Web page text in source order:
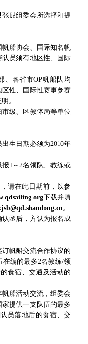
贴组委会所选择和提
帆船协会、国际知名帆
员须有地区性、国际
、各省市OP帆船队均
性、国际性赛事参赛
。
级、区教体局等单位
生日期必须为2010年
1～2名领队、教练或
请在此日期前，以参
下载并填
。
函后，方认为报名成
帆船交流合作协议的
在编的最多2名教练/领
食宿、交通及活动的
帆船活动交流，组委会
提供一支队伍的最多
员落地后的食宿、交